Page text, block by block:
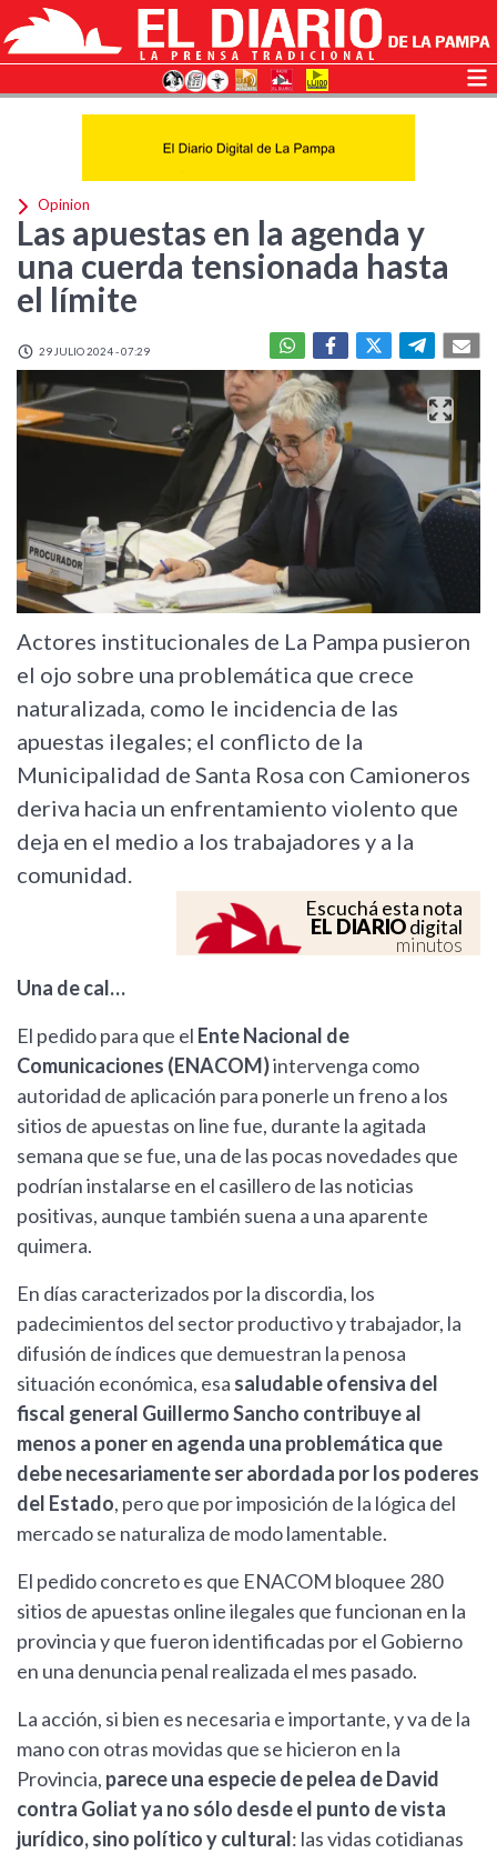
Opinion
Las apuestas en la agenda y
una cuerda tensionada hasta
el límite
29 JULIO 2024 - 07:29
Actores institucionales de La Pampa pusieron
el ojo sobre una problemática que crece
naturalizada, como le incidencia de las
apuestas ilegales; el conflicto de la
Municipalidad de Santa Rosa con Camioneros
deriva hacia un enfrentamiento violento que
deja en el medio a los trabajadores y a la
comunidad.
Escuchá esta nota
EL DIARIOdigital
minutos
Una de cal…
El pedido para que el Ente Nacional de
Comunicaciones (ENACOM)intervenga como
autoridad de aplicación para ponerle un freno a los
sitios de apuestas on line fue, durante la agitada
semana que se fue, una de las pocas novedades que
podrían instalarse en el casillero de las noticias
positivas, aunque también suena a una aparente
quimera.
En días caracterizados por la discordia, los
padecimientos del sector productivo y trabajador, la
difusión de índices que demuestran la penosa
situación económica, esa saludable ofensiva del
fiscal general Guillermo Sancho contribuye al
menos a poner en agenda una problemática que
debe necesariamente ser abordada por los poderes
del Estado, pero que por imposición de la lógica del
mercado se naturaliza de modo lamentable.
El pedido concreto es que ENACOM bloquee 280
sitios de apuestas online ilegales que funcionan en la
provincia y que fueron identificadas por el Gobierno
en una denuncia penal realizada el mes pasado.
La acción, si bien es necesaria e importante, y va de la
mano con otras movidas que se hicieron en la
Provincia, parece una especie de pelea de David
contra Goliat ya no sólo desde el punto de vista
jurídico, sino político y cultural: las vidas cotidianas